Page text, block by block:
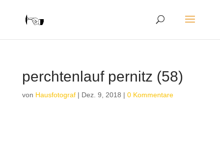
perchtenlauf pernitz (58)
von Hausfotograf| Dez. 9, 2018 | 0 Kommentare